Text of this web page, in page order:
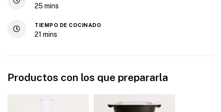
25 mins
TIEMPO DE COCINADO
21 mins
Productos con los que prepararla